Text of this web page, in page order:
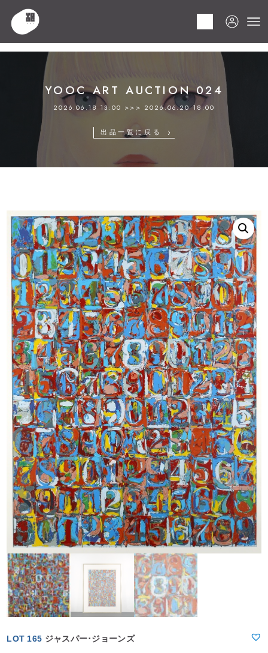
HOME
LOT 165 ジャスパー･ジョーンズ
YOOC ART AUCTION 024
2026.06.18 13:00 >>> 2026.06.20 18:00
出品一覧に戻る
LOT 165 ジャスパー･ジョーンズ